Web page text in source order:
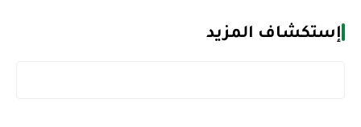
إستكشاف المزيد